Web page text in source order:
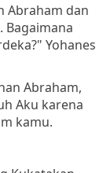
Abraham dan
Bagaimana
Yohanes
Abraham,
Aku karena
kamu.